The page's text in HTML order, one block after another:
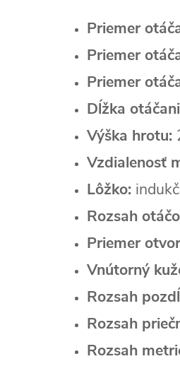
Priemer
Priemer
Priemer
Dĺžka
Výška hrotu:
Vzdialenosť
Lôžko:
Rozsah
Priemer
Vnútorný
Rozsah
Rozsah
Rozsah